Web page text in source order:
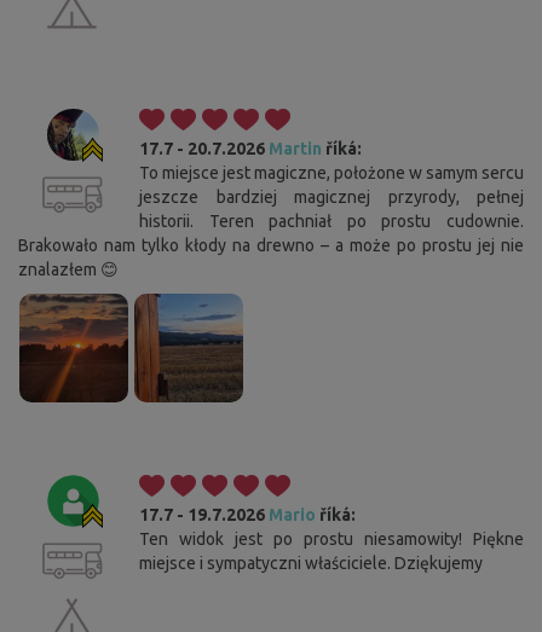
17.7 - 20.7.2026 Martin říká:
To miejsce jest magiczne, położone w samym sercu
jeszcze bardziej magicznej przyrody, pełnej
historii. Teren pachniał po prostu cudownie.
Brakowało nam tylko kłody na drewno – a może po prostu jej nie
znalazłem 😊
17.7 - 19.7.2026 Mario říká:
Ten widok jest po prostu niesamowity! Piękne
miejsce i sympatyczni właściciele. Dziękujemy